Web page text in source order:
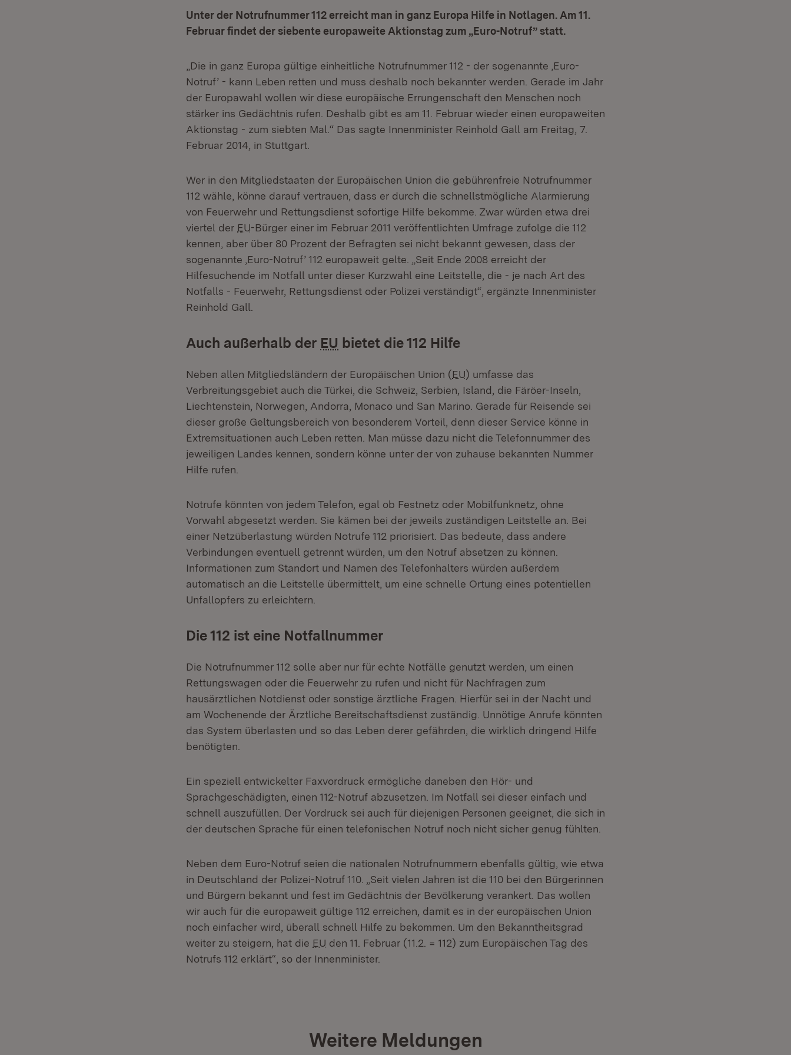
Unter der Notrufnummer 112 erreicht man in ganz Europa Hilfe in Notlagen. Am 11.
Februar findet der siebente europaweite Aktionstag zum „Euro-Notruf” statt.
„Die in ganz Europa gültige einheitliche Notrufnummer 112 - der sogenannte ,Euro-
Notruf’ - kann Leben retten und muss deshalb noch bekannter werden. Gerade im Jahr
der Europawahl wollen wir diese europäische Errungenschaft den Menschen noch
stärker ins Gedächtnis rufen. Deshalb gibt es am 11. Februar wieder einen europaweiten
Aktionstag - zum siebten Mal.“ Das sagte Innenminister Reinhold Gall am Freitag, 7.
Februar 2014, in Stuttgart.
Wer in den Mitgliedstaaten der Europäischen Union die gebührenfreie Notrufnummer
112 wähle, könne darauf vertrauen, dass er durch die schnellstmögliche Alarmierung
von Feuerwehr und Rettungsdienst sofortige Hilfe bekomme. Zwar würden etwa drei
viertel der EU-Bürger einer im Februar 2011 veröffentlichten Umfrage zufolge die 112
kennen, aber über 80 Prozent der Befragten sei nicht bekannt gewesen, dass der
sogenannte ,Euro-Notruf’ 112 europaweit gelte. „Seit Ende 2008 erreicht der
Hilfesuchende im Notfall unter dieser Kurzwahl eine Leitstelle, die - je nach Art des
Notfalls - Feuerwehr, Rettungsdienst oder Polizei verständigt“, ergänzte Innenminister
Reinhold Gall.
Auch außerhalb der EU bietet die 112 Hilfe
Neben allen Mitgliedsländern der Europäischen Union (EU) umfasse das
Verbreitungsgebiet auch die Türkei, die Schweiz, Serbien, Island, die Färöer-Inseln,
Liechtenstein, Norwegen, Andorra, Monaco und San Marino. Gerade für Reisende sei
dieser große Geltungsbereich von besonderem Vorteil, denn dieser Service könne in
Extremsituationen auch Leben retten. Man müsse dazu nicht die Telefonnummer des
jeweiligen Landes kennen, sondern könne unter der von zuhause bekannten Nummer
Hilfe rufen.
Notrufe könnten von jedem Telefon, egal ob Festnetz oder Mobilfunknetz, ohne
Vorwahl abgesetzt werden. Sie kämen bei der jeweils zuständigen Leitstelle an. Bei
einer Netzüberlastung würden Notrufe 112 priorisiert. Das bedeute, dass andere
Verbindungen eventuell getrennt würden, um den Notruf absetzen zu können.
Informationen zum Standort und Namen des Telefonhalters würden außerdem
automatisch an die Leitstelle übermittelt, um eine schnelle Ortung eines potentiellen
Unfallopfers zu erleichtern.
Die 112 ist eine Notfallnummer
Die Notrufnummer 112 solle aber nur für echte Notfälle genutzt werden, um einen
Rettungswagen oder die Feuerwehr zu rufen und nicht für Nachfragen zum
hausärztlichen Notdienst oder sonstige ärztliche Fragen. Hierfür sei in der Nacht und
am Wochenende der Ärztliche Bereitschaftsdienst zuständig. Unnötige Anrufe könnten
das System überlasten und so das Leben derer gefährden, die wirklich dringend Hilfe
benötigten.
Ein speziell entwickelter Faxvordruck ermögliche daneben den Hör- und
Sprachgeschädigten, einen 112-Notruf abzusetzen. Im Notfall sei dieser einfach und
schnell auszufüllen. Der Vordruck sei auch für diejenigen Personen geeignet, die sich in
der deutschen Sprache für einen telefonischen Notruf noch nicht sicher genug fühlten.
Neben dem Euro-Notruf seien die nationalen Notrufnummern ebenfalls gültig, wie etwa
in Deutschland der Polizei-Notruf 110. „Seit vielen Jahren ist die 110 bei den Bürgerinnen
und Bürgern bekannt und fest im Gedächtnis der Bevölkerung verankert. Das wollen
wir auch für die europaweit gültige 112 erreichen, damit es in der europäischen Union
noch einfacher wird, überall schnell Hilfe zu bekommen. Um den Bekanntheitsgrad
weiter zu steigern, hat die EU den 11. Februar (11.2. = 112) zum Europäischen Tag des
Notrufs 112 erklärt“, so der Innenminister.
Weitere Meldungen